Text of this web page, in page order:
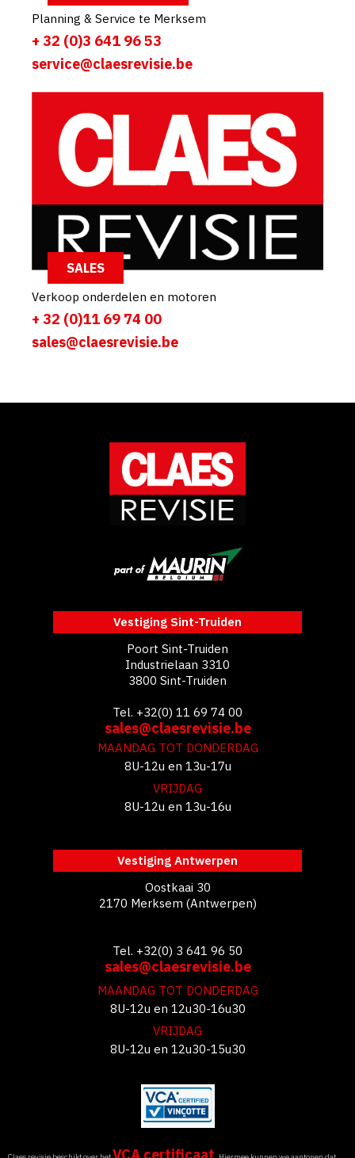
Planning & Service te Merksem
+ 32 (0)3 641 96 53
service@claesrevisie.be
SALES
Verkoop onderdelen en motoren
+ 32 (0)11 69 74 00
sales@claesrevisie.be
Vestiging Sint-Truiden
Poort Sint-Truiden
Industrielaan 3310
3800 Sint-Truiden
Tel. +32(0) 11 69 74 00
sales@claesrevisie.be
MAANDAG TOT DONDERDAG
8U-12u en 13u-17u
VRIJDAG
8U-12u en 13u-16u
Vestiging Antwerpen
Oostkaai 30
2170 Merksem (Antwerpen)
Tel. +32(0) 3 641 96 50
sales@claesrevisie.be
MAANDAG TOT DONDERDAG
8U-12u en 12u30-16u30
VRIJDAG
8U-12u en 12u30-15u30